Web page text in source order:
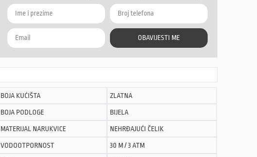
OBAVIJESTI ME
BOJA KUĆIŠTA ZLATNA
BOJA PODLOGE BIJELA
MATERIJAL NARUKVICE NEHRĐAJUĆI ČELIK
VODOOTPORNOST 30 M / 3 ATM